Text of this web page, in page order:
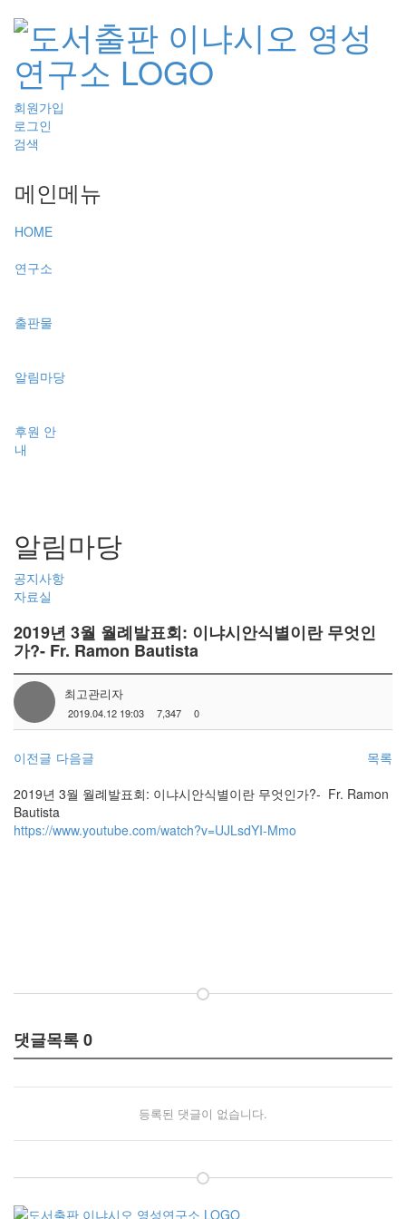
회원가입
로그인
검색
메인메뉴
HOME
연구소
출판물
알림마당
후원 안
내
알림마당
공지사항
자료실
2019년 3월 월례발표회: 이냐시안식별이란 무엇인
가?- Fr. Ramon Bautista
최고관리자
2019.04.12 19:03 7,347 0
이전글 다음글
목록
2019년 3월 월례발표회: 이냐시안식별이란 무엇인가?- Fr. Ramon
Bautista
https://www.youtube.com/watch?v=UJLsdYI-Mmo
댓글목록0
등록된 댓글이 없습니다.